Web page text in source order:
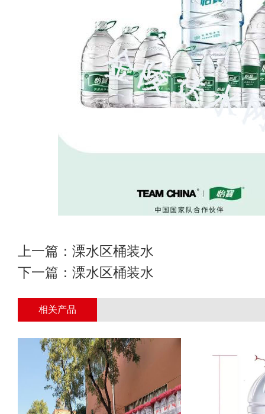
上一篇： 溧水区桶装水
下一篇： 溧水区桶装水
相关产品